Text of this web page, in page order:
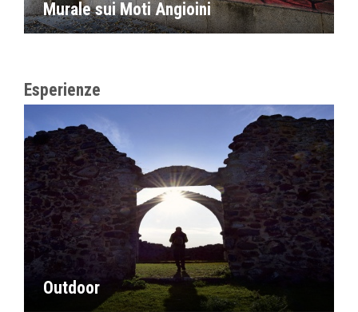
Murale sui Moti Angioini
Esperienze
Outdoor